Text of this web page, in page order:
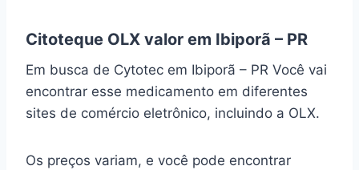
Citoteque OLX valor em Ibiporã – PR
Em busca de Cytotec em Ibiporã – PR Você vai
encontrar esse medicamento em diferentes
sites de comércio eletrônico, incluindo a OLX.
Os preços variam, e você pode encontrar